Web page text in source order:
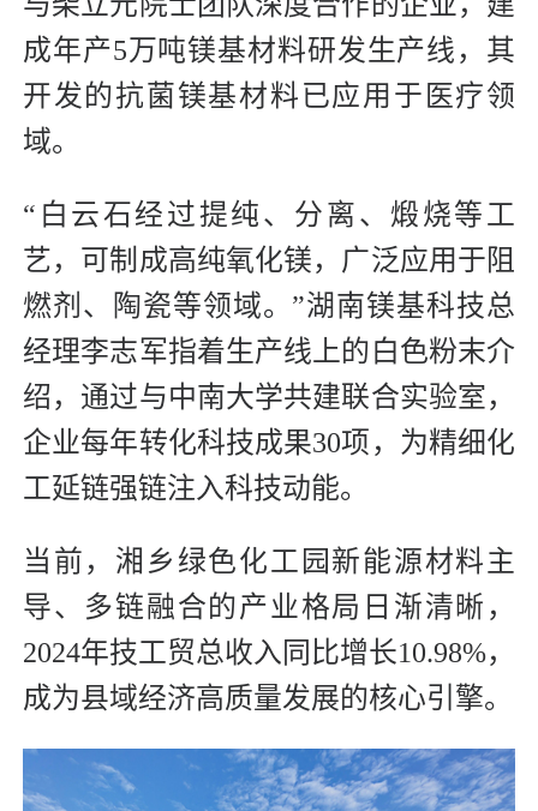
成年产5万吨镁基材料研发生产线，其
开发的抗菌镁基材料已应用于医疗领
域。
“白云石经过提纯、分离、煅烧等工
艺，可制成高纯氧化镁，广泛应用于阻
燃剂、陶瓷等领域。”湖南镁基科技总
经理李志军指着生产线上的白色粉末介
绍，通过与中南大学共建联合实验室，
企业每年转化科技成果30项，为精细化
工延链强链注入科技动能。
当前，湘乡绿色化工园新能源材料主
导、多链融合的产业格局日渐清晰，
2024年技工贸总收入同比增长10.98%，
成为县域经济高质量发展的核心引擎。